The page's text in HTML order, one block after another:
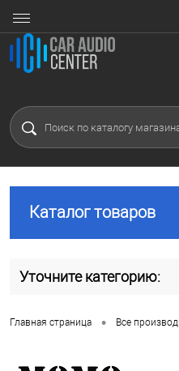
Каталог товаров
Уточните категорию:
Главная страница • Все